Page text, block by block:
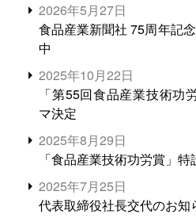
2026年5月27日
食品産業新聞社 75周年記
中
2025年10月22日
「第55回食品産業技術功
マ決定
2025年8月29日
「食品産業技術功労賞」
2025年7月25日
代表取締役社長交代のお知